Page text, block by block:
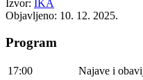
Izvor: IKA
Objavljeno: 10. 12. 2025.
Program
17:00
Najave i